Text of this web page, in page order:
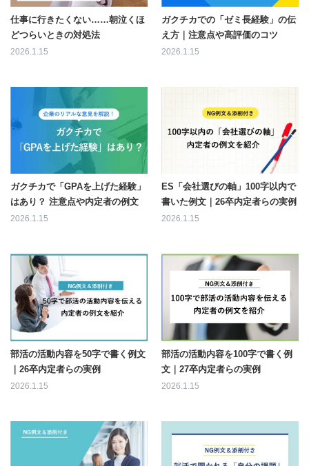
仕事に行きたくない……朝泣くほ
どつらいときの対処法
2026.1.15
ガクチカでの「ゼミ長経験」の伝
え方｜注意点や高評価のコツ
2026.1.15
ガクチカで「GPAを上げた経験」
はあり？ 注意点や内定者の例文
2026.1.15
ES「会社選びの軸」100字以内で
書いた例文｜26卒内定者らの実例
2026.1.15
部活の活動内容を50字で書く例文
｜26卒内定者らの実例
2026.1.15
部活の活動内容を100字で書く例
文｜27卒内定者らの実例
2026.1.15